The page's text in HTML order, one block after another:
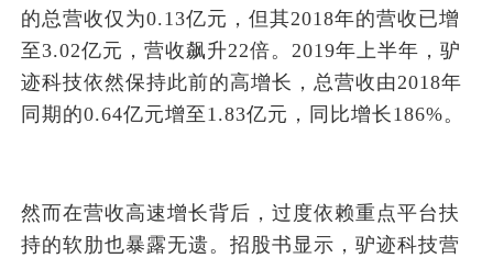
的总营收仅为0.13亿元，但其2018年的营收已增
至3.02亿元，营收飙升22倍。2019年上半年，驴
迹科技依然保持此前的高增长，总营收由2018年
同期的0.64亿元增至1.83亿元，同比增长186%。
然而在营收高速增长背后，过度依赖重点平台扶
持的软肋也暴露无遗。招股书显示，驴迹科技营